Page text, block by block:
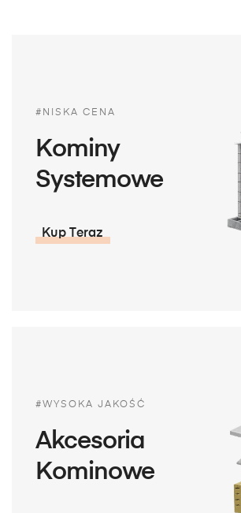
#NISKA CENA
Kominy
Systemowe
Kup Teraz
#WYSOKA JAKOŚĆ
Akcesoria
Kominowe